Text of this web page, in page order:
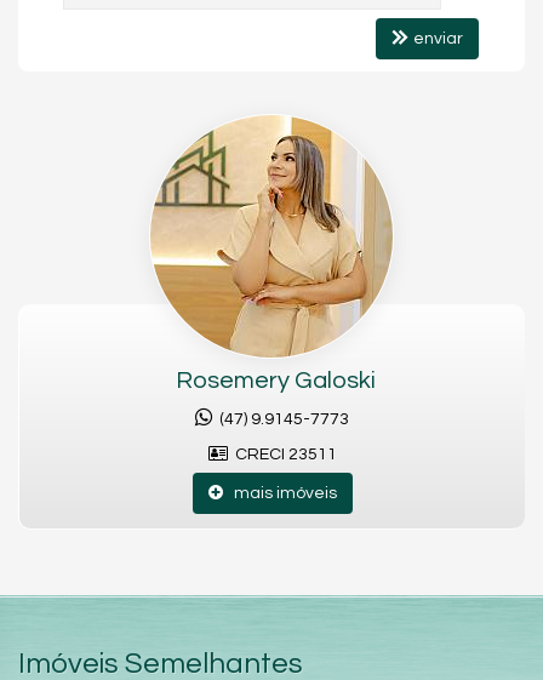
Se você busca um apartamento funcional, com área de lazer e
excelente localização no litoral, esta é uma ótima opção para
Aluguel: R$ 1.190.00 mais condominio e taxa de água, esgoto,
luz, IPTU, coleta de lixo e seguro de incendio
Localização: Rua Faxinal dos Guedes n° 588
enviar
Rosemery Galoski
(47) 9.9145-7773
CRECI 23511
mais imóveis
Imóveis Semelhantes